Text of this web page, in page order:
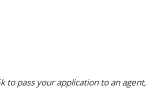
to pass your application to an agent,